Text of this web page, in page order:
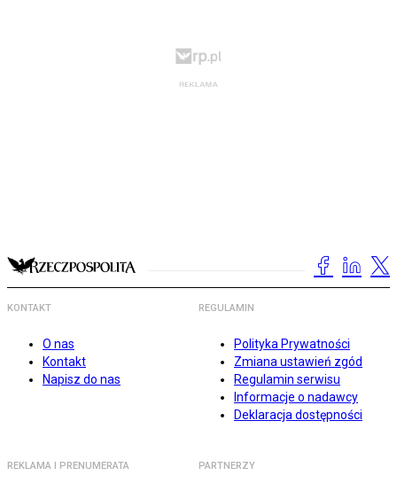
KONTAKT
O nas
Kontakt
Napisz do nas
REGULAMIN
Polityka Prywatności
Zmiana ustawień zgód
Regulamin serwisu
Informacje o nadawcy
Deklaracja dostępności
REKLAMA I PRENUMERATA PARTNERZY